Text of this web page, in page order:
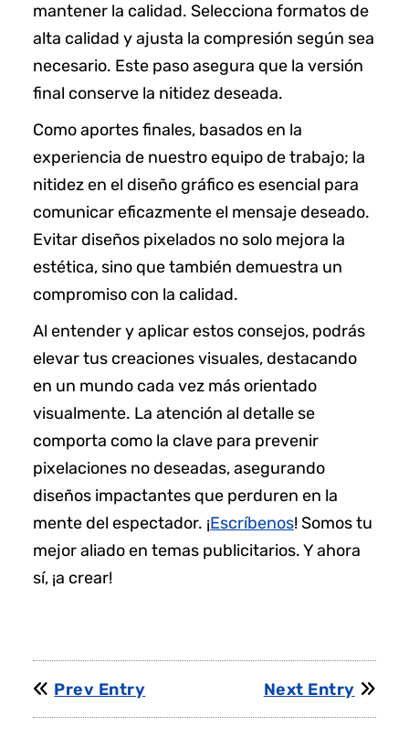
mantener la calidad. Selecciona formatos de
alta calidad y ajusta la compresión según sea
necesario. Este paso asegura que la versión
final conserve la nitidez deseada.
Como aportes finales, basados en la
experiencia de nuestro equipo de trabajo; la
nitidez en el diseño gráfico es esencial para
comunicar eficazmente el mensaje deseado.
Evitar diseños pixelados no solo mejora la
estética, sino que también demuestra un
compromiso con la calidad.
Al entender y aplicar estos consejos, podrás
elevar tus creaciones visuales, destacando
en un mundo cada vez más orientado
visualmente. La atención al detalle se
comporta como la clave para prevenir
pixelaciones no deseadas, asegurando
diseños impactantes que perduren en la
mente del espectador. ¡Escríbenos! Somos tu
mejor aliado en temas publicitarios. Y ahora
sí, ¡a crear!
Prev Entry Next Entry